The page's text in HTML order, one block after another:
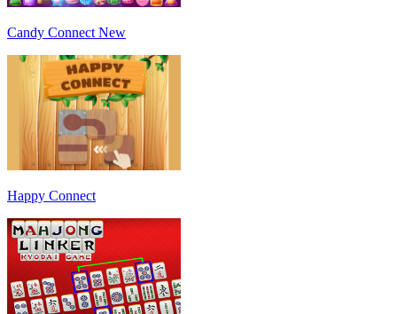
Candy Connect New
Happy Connect